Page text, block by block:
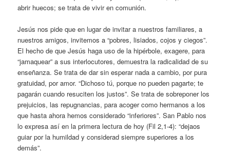
abrir huecos; se trata de vivir en comunión.
Jesús nos pide que en lugar de invitar a nuestros familiares, a
nuestros amigos, invitemos a “pobres, lisiados, cojos y ciegos”.
El hecho de que Jesús haga uso de la hipérbole, exagere, para
“jamaquear” a sus interlocutores, demuestra la radicalidad de su
enseñanza. Se trata de dar sin esperar nada a cambio, por pura
gratuidad, por amor. “Dichoso tú, porque no pueden pagarte; te
pagarán cuando resuciten los justos”. Se trata de sobreponer los
prejuicios, las repugnancias, para acoger como hermanos a los
que hasta ahora hemos considerado “inferiores”. San Pablo nos
lo expresa así en la primera lectura de hoy (Fil 2,1-4): “dejaos
guiar por la humildad y considerad siempre superiores a los
demás”.